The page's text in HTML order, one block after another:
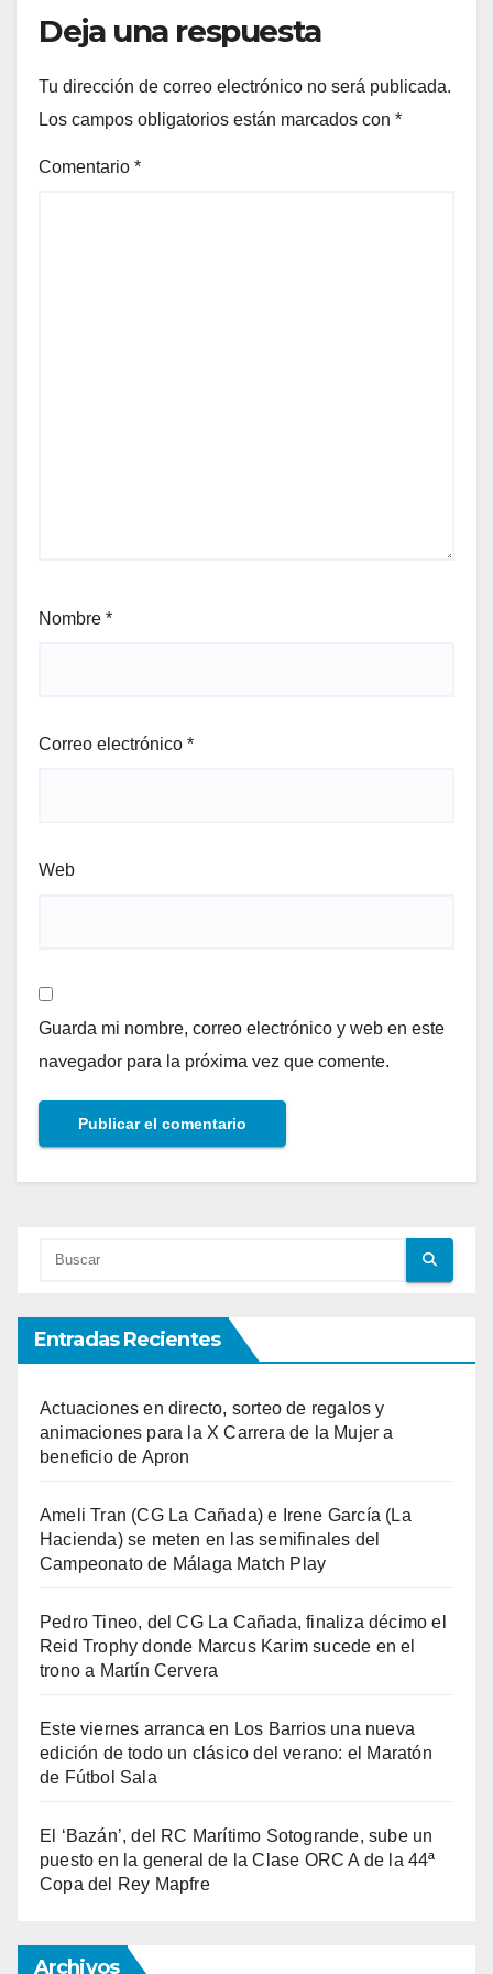
Deja una respuesta
Tu dirección de correo electrónico no será publicada.
Los campos obligatorios están marcados con *
Comentario *
Nombre *
Correo electrónico *
Web
Guarda mi nombre, correo electrónico y web en este
navegador para la próxima vez que comente.
Entradas Recientes
Actuaciones en directo, sorteo de regalos y
animaciones para la X Carrera de la Mujer a
beneficio de Apron
Ameli Tran (CG La Cañada) e Irene García (La
Hacienda) se meten en las semifinales del
Campeonato de Málaga Match Play
Pedro Tineo, del CG La Cañada, finaliza décimo el
Reid Trophy donde Marcus Karim sucede en el
trono a Martín Cervera
Este viernes arranca en Los Barrios una nueva
edición de todo un clásico del verano: el Maratón
de Fútbol Sala
El ‘Bazán’, del RC Marítimo Sotogrande, sube un
puesto en la general de la Clase ORC A de la 44ª
Copa del Rey Mapfre
Archivos